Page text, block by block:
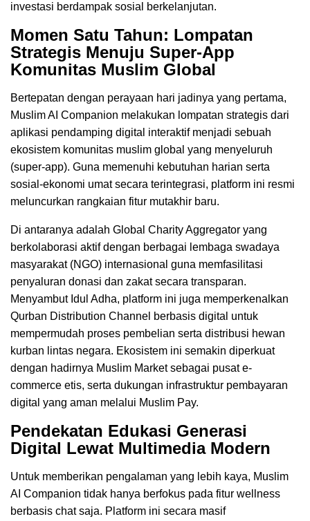
investasi berdampak sosial berkelanjutan.
Momen Satu Tahun: Lompatan
Strategis Menuju Super-App
Komunitas Muslim Global
Bertepatan dengan perayaan hari jadinya yang pertama,
Muslim AI Companion melakukan lompatan strategis dari
aplikasi pendamping digital interaktif menjadi sebuah
ekosistem komunitas muslim global yang menyeluruh
(super-app). Guna memenuhi kebutuhan harian serta
sosial-ekonomi umat secara terintegrasi, platform ini resmi
meluncurkan rangkaian fitur mutakhir baru.
Di antaranya adalah Global Charity Aggregator yang
berkolaborasi aktif dengan berbagai lembaga swadaya
masyarakat (NGO) internasional guna memfasilitasi
penyaluran donasi dan zakat secara transparan.
Menyambut Idul Adha, platform ini juga memperkenalkan
Qurban Distribution Channel berbasis digital untuk
mempermudah proses pembelian serta distribusi hewan
kurban lintas negara. Ekosistem ini semakin diperkuat
dengan hadirnya Muslim Market sebagai pusat e-
commerce etis, serta dukungan infrastruktur pembayaran
digital yang aman melalui Muslim Pay.
Pendekatan Edukasi Generasi
Digital Lewat Multimedia Modern
Untuk memberikan pengalaman yang lebih kaya, Muslim
AI Companion tidak hanya berfokus pada fitur wellness
berbasis chat saja. Platform ini secara masif